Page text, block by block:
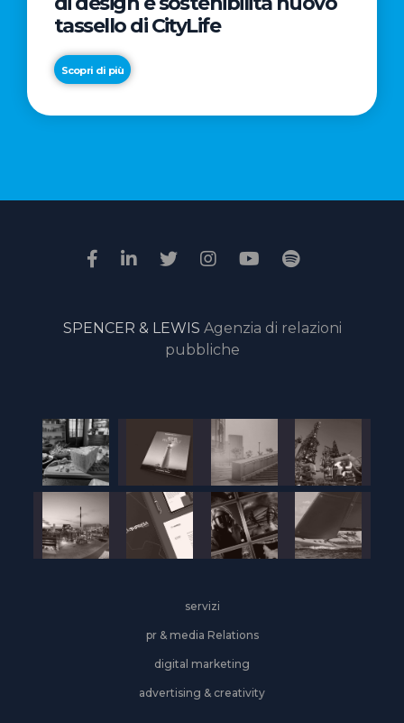
tassello di CityLife
Scopri di più
“Passione
il
della
giuria
online
SPENCER & LEWIS Agenzia di relazioni
pubbliche
servizi
pr & media Relations
digital marketing
advertising & creativity